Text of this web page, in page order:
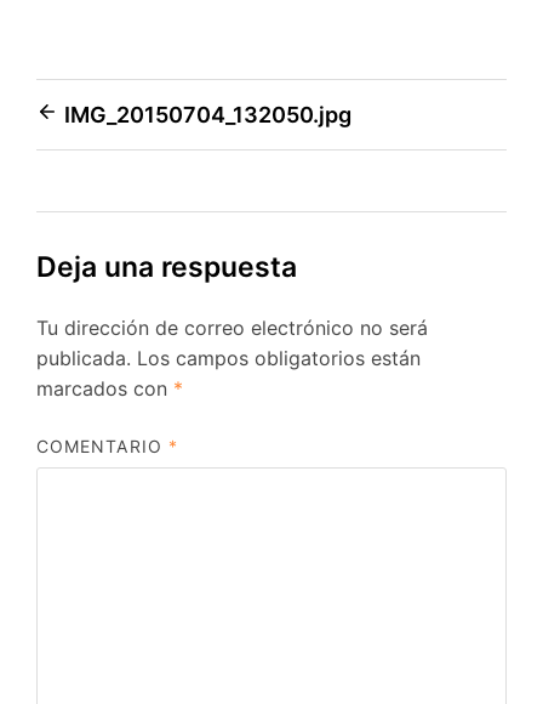
Navegación
de
entradas
IMG_20150704_132050.jpg
Deja una respuesta
Tu dirección de correo electrónico no será
publicada. Los campos obligatorios están
marcados con *
COMENTARIO *